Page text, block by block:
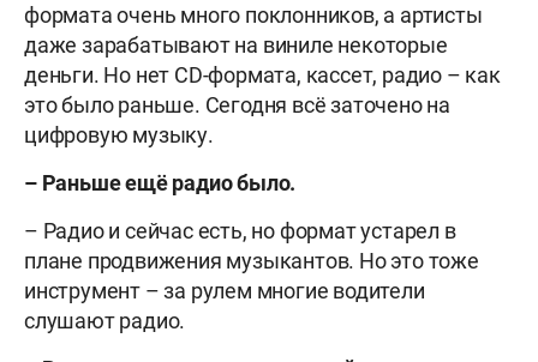
формата очень много поклонников, а артисты
даже зарабатывают на виниле некоторые
деньги. Но нет CD-формата, кассет, радио – как
это было раньше. Сегодня всё заточено на
цифровую музыку.
– Раньше ещё радио было.
– Радио и сейчас есть, но формат устарел в
плане продвижения музыкантов. Но это тоже
инструмент – за рулем многие водители
слушают радио.